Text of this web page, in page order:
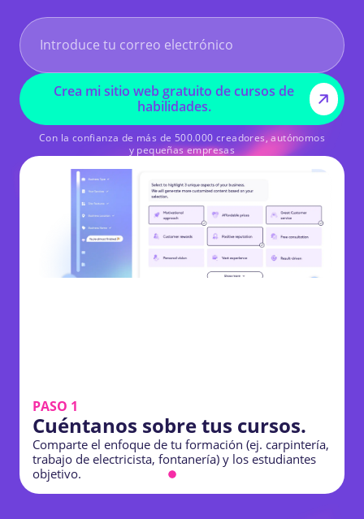
Crea mi sitio web gratuito de cursos de
habilidades.
Con la confianza de más de 500.000 creadores, autónomos
y pequeñas empresas
PASO 1
Cuéntanos sobre tus cursos.
Comparte el enfoque de tu formación (ej. carpintería,
trabajo de electricista, fontanería) y los estudiantes
objetivo.